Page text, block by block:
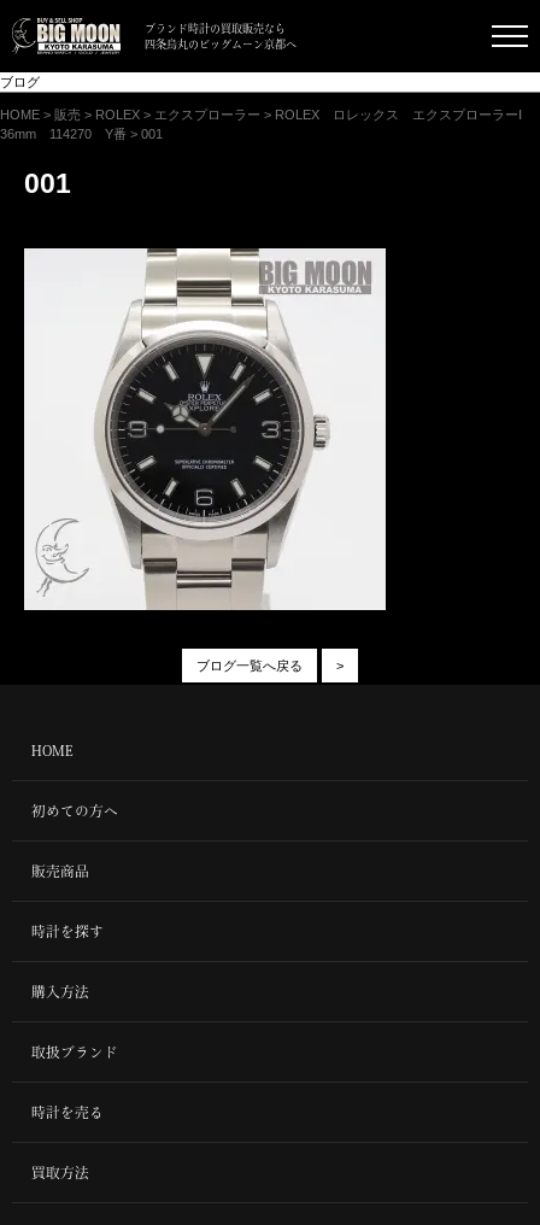
ブランド時計の買取販売なら
四条烏丸のビッグムーン京都へ
ブログ
HOME > 販売 > ROLEX > エクスプローラー > ROLEX ロレックス エクスプローラーⅠ
36mm 114270 Y番 > 001
001
>
ブログ一覧へ戻る
HOME
初めての方へ
販売商品
時計を探す
購入方法
取扱ブランド
時計を売る
買取方法